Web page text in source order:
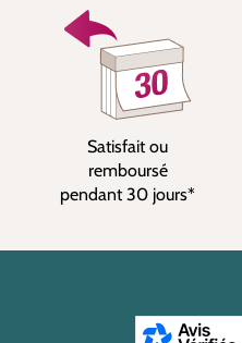
Satisfait ou
remboursé
pendant 30 jours*